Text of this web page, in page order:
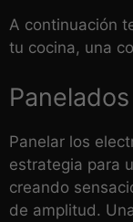
A continuación
tu cocina, una
Panelar los
estrategia para
creando
de amplitud.